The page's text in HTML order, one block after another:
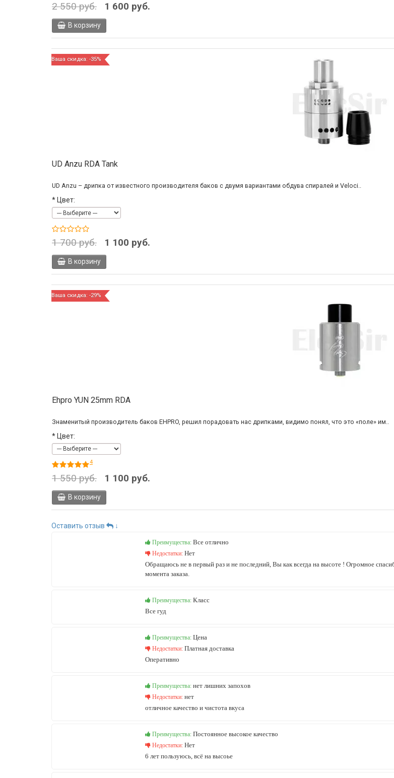
2 550 руб. 1 600 руб.
В корзину
Ваша скидка: -35%
UD Anzu RDA Tank
UD Anzu – дрипка от известного производителя баков с двумя вариантами обдува спиралей и Veloci..
* Цвет:
1 700 руб. 1 100 руб.
В корзину
Ваша скидка: -29%
Ehpro YUN 25mm RDA
Знаменитый производитель баков EHPRO, решил порадовать нас дрипками, видимо понял, что это «поле» им..
* Цвет:
4
1 550 руб. 1 100 руб.
В корзину
Оставить отзыв ↓
Преимущества: Все отлично
Недостатки: Нет
Обращаюсь не в первый раз и не последний, Вы как всегда на высоте ! Огромное
момента заказа.
Преимущества: Класс
Все гуд
Преимущества: Цена
Недостатки: Платная доставка
Оперативно
Преимущества: нет лишних запохов
Недостатки: нет
отличное качество и чистота вкуса
Преимущества: Постоянное высокое качество
Недостатки: Нет
6 лет пользуюсь, всё на высоье